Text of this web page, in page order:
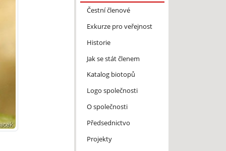
Čestní členové
Exkurze pro veřejnost
Historie
Jak se stát členem
Katalog biotopů
Logo společnosti
O společnosti
Předsednictvo
Projekty